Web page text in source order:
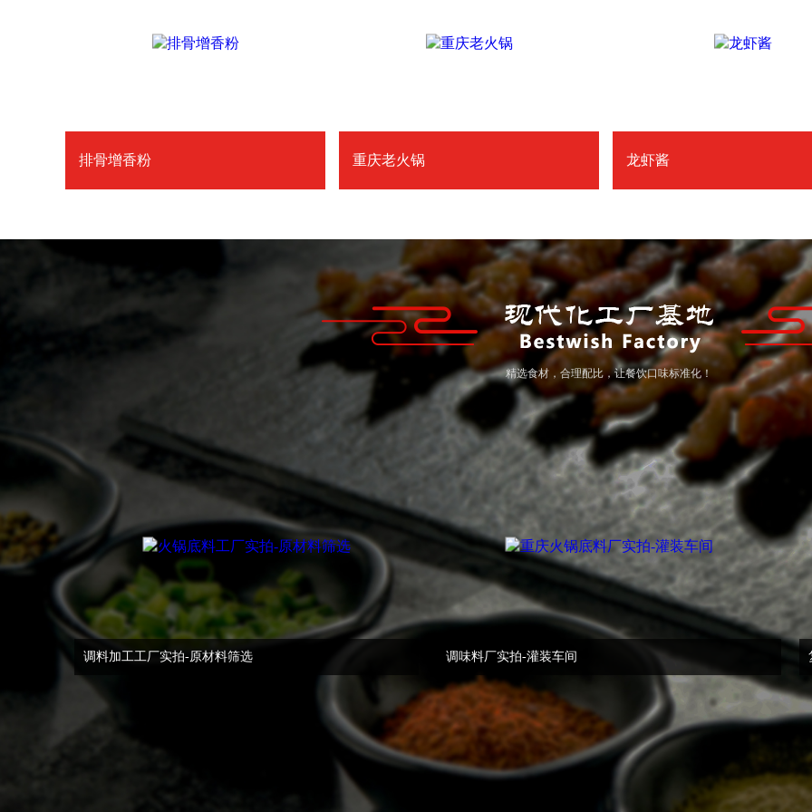
排骨增香粉 重庆老火锅 龙虾酱
精选食材，合理配比，让餐饮口味标准化！
调料加工工厂实拍-原材料筛选 调味料厂实拍-灌装车间